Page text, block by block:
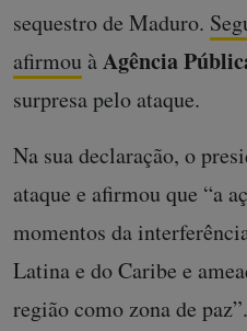
sequestro de Maduro.
afirmou àAgência
surpresa pelo ataque.
Na sua declaração, o
ataque e afirmou que “a
momentos da
Latina e do Caribe e
região como zona de paz”.